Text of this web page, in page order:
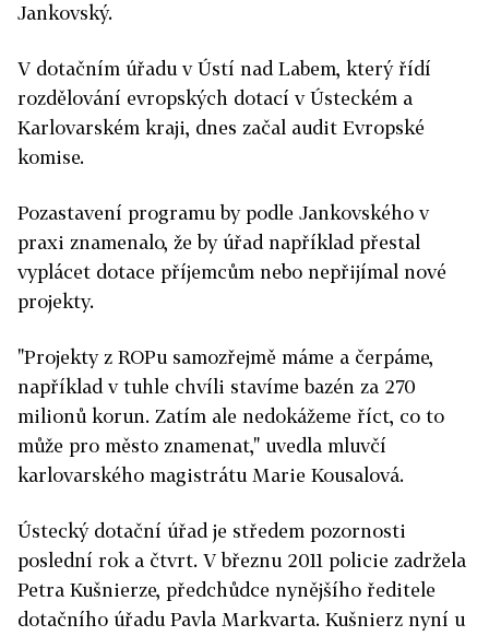
Jankovský.
V dotačním úřadu v Ústí nad Labem, který řídí
rozdělování evropských dotací v Ústeckém a
Karlovarském kraji, dnes začal audit Evropské
komise.
Pozastavení programu by podle Jankovského v
praxi znamenalo, že by úřad například přestal
vyplácet dotace příjemcům nebo nepřijímal nové
projekty.
"Projekty z ROPu samozřejmě máme a čerpáme,
například v tuhle chvíli stavíme bazén za 270
milionů korun. Zatím ale nedokážeme říct, co to
může pro město znamenat," uvedla mluvčí
karlovarského magistrátu Marie Kousalová.
Ústecký dotační úřad je středem pozornosti
poslední rok a čtvrt. V březnu 2011 policie zadržela
Petra Kušnierze, předchůdce nynějšího ředitele
dotačního úřadu Pavla Markvarta. Kušnierz nyní u